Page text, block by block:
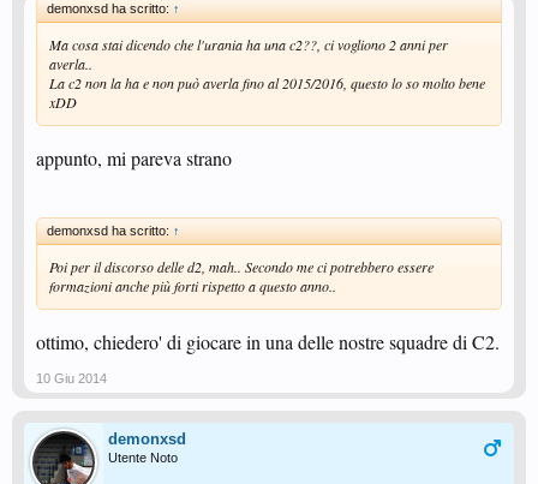
demonxsd ha scritto: ↑
Ma cosa stai dicendo che l'urania ha una c2??, ci vogliono 2 anni per
averla..
La c2 non la ha e non può averla fino al 2015/2016, questo lo so molto bene
xDD
appunto, mi pareva strano
demonxsd ha scritto: ↑
Poi per il discorso delle d2, mah.. Secondo me ci potrebbero essere
formazioni anche più forti rispetto a questo anno..
ottimo, chiedero' di giocare in una delle nostre squadre di C2.
10 Giu 2014
demonxsd
Utente Noto